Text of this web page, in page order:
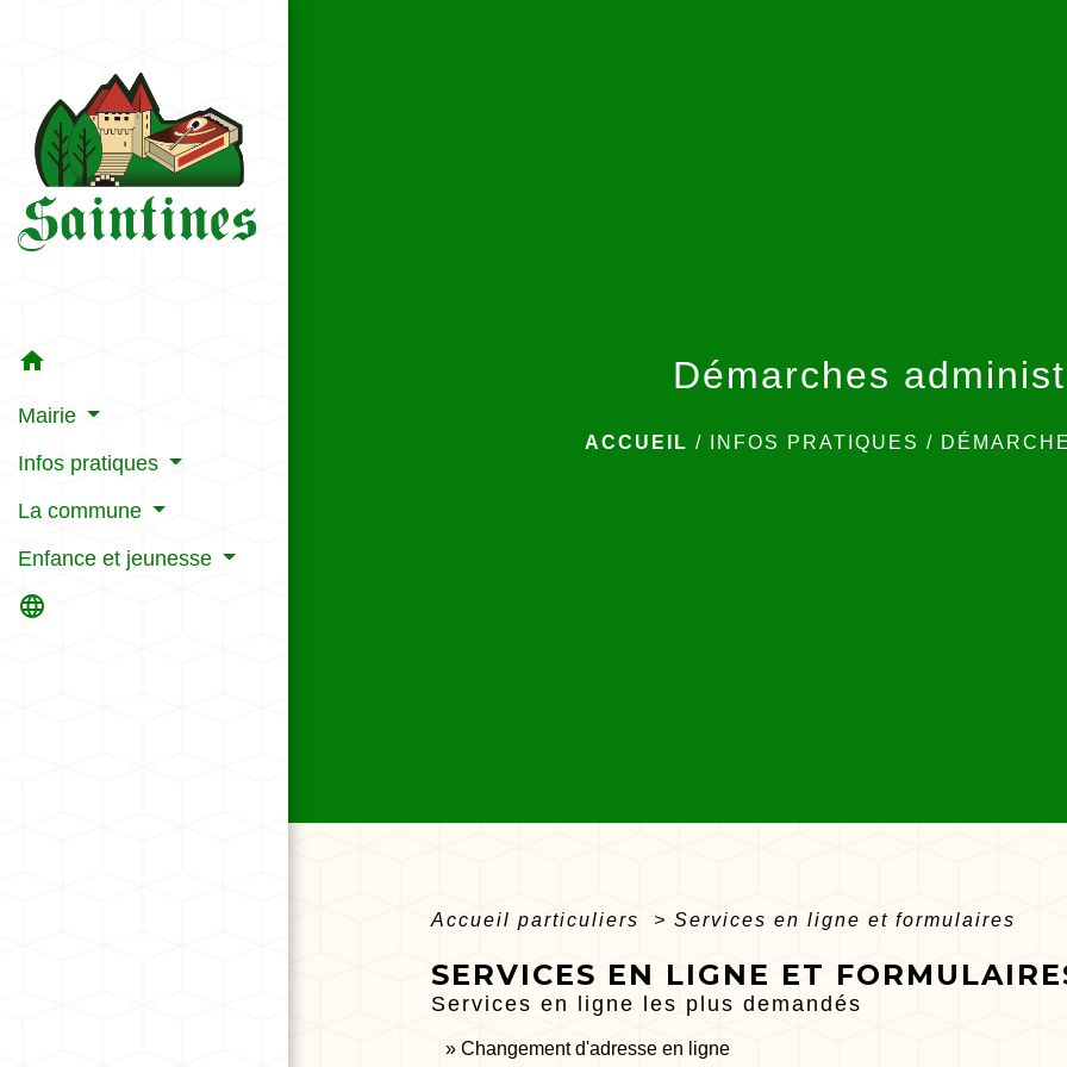
home
Mairie
Infos pratiques
La commune
Enfance et jeunesse
language
Démarches
ACCUEIL / INFOS PRATIQUES /
Accueil particuliers > Services en ligne et formulaires
SERVICES EN LIGNE ET
Services en ligne les plus demandés
Changement d'adresse en ligne